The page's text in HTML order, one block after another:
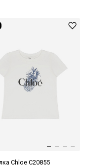
Chloe C20855